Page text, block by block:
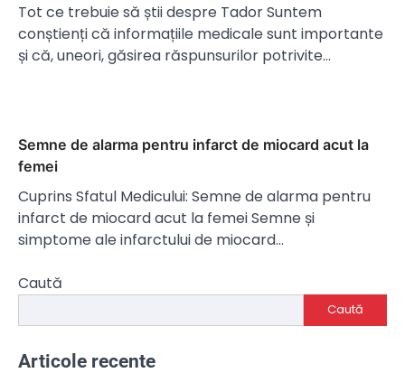
Tot ce trebuie să știi despre Tador Suntem
conștienți că informațiile medicale sunt importante
și că, uneori, găsirea răspunsurilor potrivite…
Semne de alarma pentru infarct de miocard acut la
femei
Cuprins Sfatul Medicului: Semne de alarma pentru
infarct de miocard acut la femei Semne și
simptome ale infarctului de miocard…
Caută
Caută
Articole recente